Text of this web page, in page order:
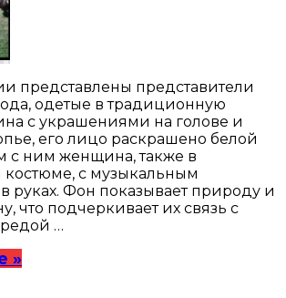
представлены представители
одетые в традиционную
с украшениями на голове и
его лицо раскрашено белой
с ним женщина, также в
с музыкальным
руках. Фон показывает природу и
что подчеркивает их связь с
…
»